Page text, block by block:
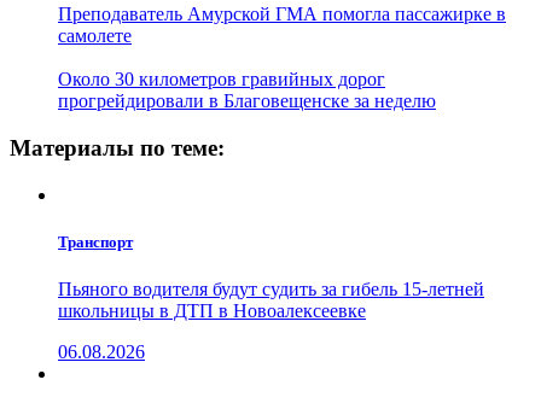
Преподаватель Амурской ГМА помогла пассажирке в
самолете
Около 30 километров гравийных дорог
прогрейдировали в Благовещенске за неделю
Материалы по теме:
Транспорт
Пьяного водителя будут судить за гибель 15-летней
школьницы в ДТП в Новоалексеевке
06.08.2026